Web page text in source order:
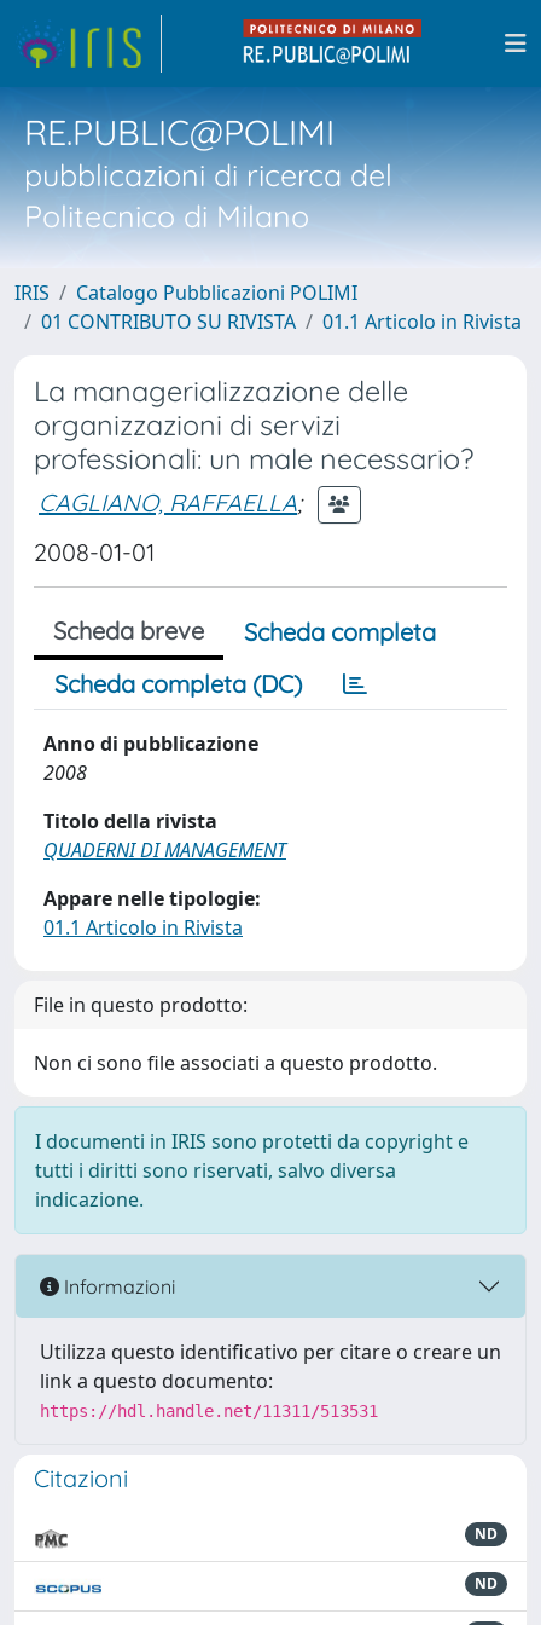
RE.PUBLIC@POLIMI
pubblicazioni di ricerca del
Politecnico di Milano
IRIS
Catalogo Pubblicazioni POLIMI
01 CONTRIBUTO SU RIVISTA
01.1 Articolo in Rivista
La managerializzazione delle
organizzazioni di servizi
professionali: un male necessario?
CAGLIANO, RAFFAELLA;
2008-01-01
Scheda breve
Scheda completa
Scheda completa (DC)
Anno di pubblicazione
2008
Titolo della rivista
QUADERNI DI MANAGEMENT
Appare nelle tipologie:
01.1 Articolo in Rivista
File in questo prodotto:
Non ci sono file associati a questo prodotto.
I documenti in IRIS sono protetti da copyright e
tutti i diritti sono riservati, salvo diversa
indicazione.
Informazioni
Utilizza questo identificativo per citare o creare un
link a questo documento:
https://hdl.handle.net/11311/513531
Citazioni
ND
ND